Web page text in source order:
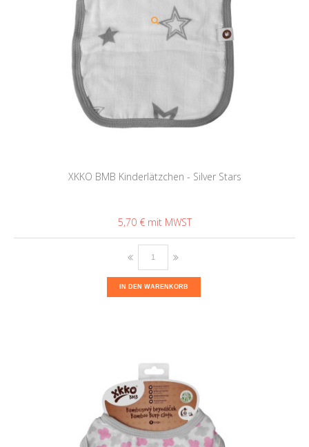
XKKO BMB Kinderlätzchen - Silver Stars
5,70 €
IN DEN WARENKORB